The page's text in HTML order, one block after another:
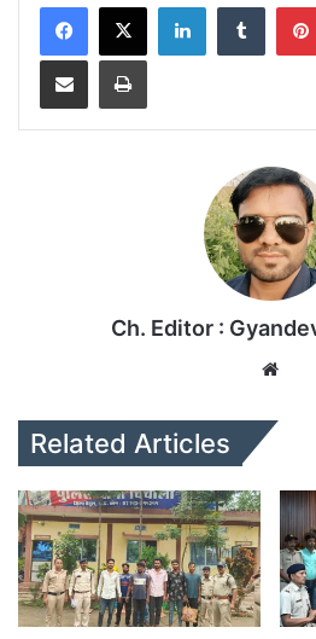
Ch. Editor :
Related Articles